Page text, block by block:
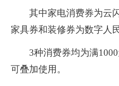
其中家电消费券为云闪
家具券和装修券为数字人
3种消费券均为满1000
可叠加使用。